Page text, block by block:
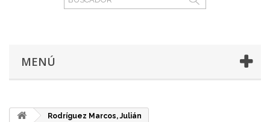
MENÚ
Rodríguez Marcos, Julián